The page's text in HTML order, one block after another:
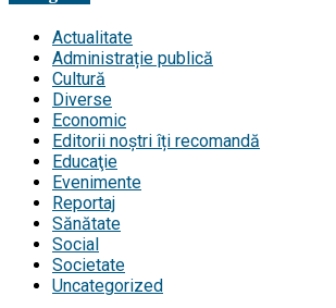
Actualitate
Administrație publică
Cultură
Diverse
Economic
Editorii noștri îți recomandă
Educaţie
Evenimente
Reportaj
Sănătate
Social
Societate
Uncategorized